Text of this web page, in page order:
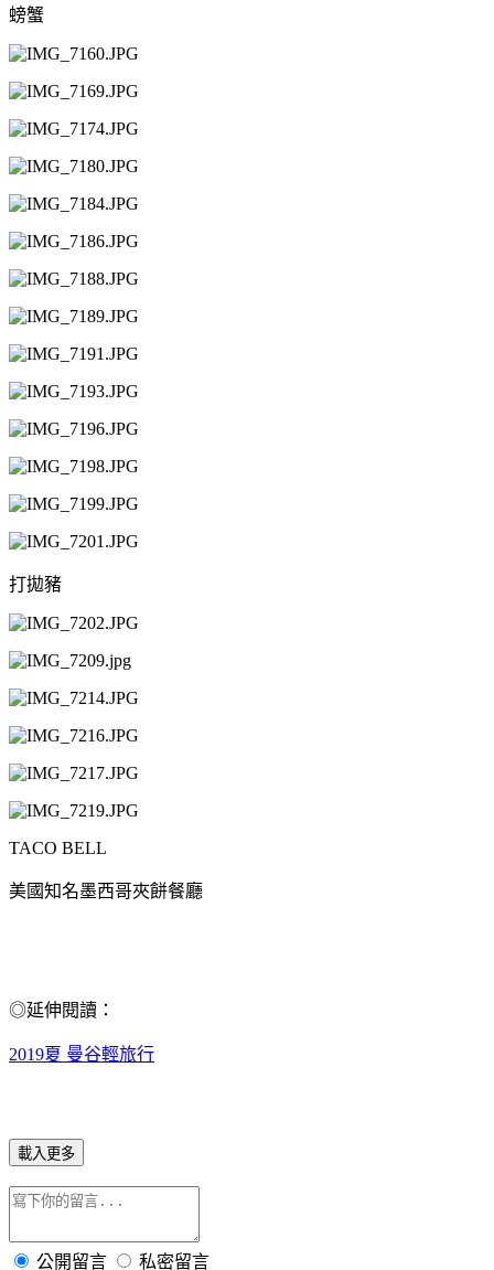
螃蟹
打拋豬
TACO BELL
美國知名墨西哥夾餅餐廳
◎延伸閱讀：
2019夏 曼谷輕旅行
載入更多
公開留言 私密留言